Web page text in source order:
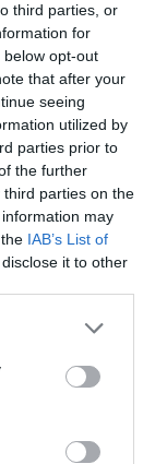
third parties, or
for
opt-out
that after your
seeing
utilized by
parties prior to
the further
parties on the
may
IAB’s List of
it to other
or more Google
You may click to
party tags to
in below Google
Andrei
bejegyzés